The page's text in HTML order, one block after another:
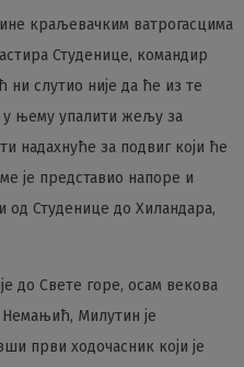
краљевачким ватрогасцима
Студенице, командир
слутио није да ће из те
у њему упалити жељу за
надахнуће за подвиг који ће
је представио напоре и
од Студенице до Хиландара,
до Свете горе, осам векова
Милутин је
први ходочасник који је